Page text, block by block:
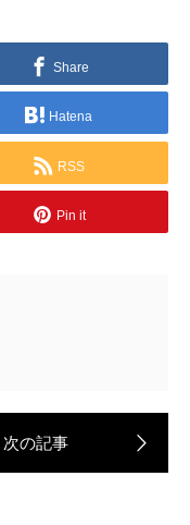
Share
Hatena
RSS
Pin it